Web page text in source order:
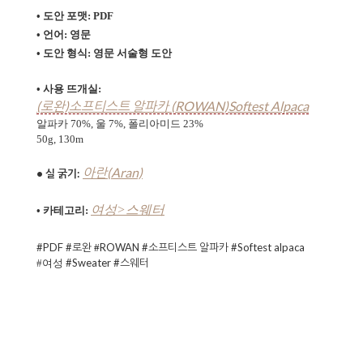
• 도안 포맷: PDF
• 언어: 영문
• 도안 형식: 영문 서술형 도안
• 사용 뜨개실:
(로완)소프티스트 알파카 (ROWAN)Softest Alpaca
알파카 70%, 울 7%, 폴리아미드 23%
50g, 130m
• 실 굵기: 아란(Aran)
• 카테고리: 여성>스웨터
#PDF #로완 #ROWAN #소프티스트 알파카 #Softest alpaca
#여성 #Sweater #스웨터